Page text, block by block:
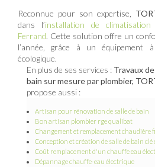
Reconnue pour son expertise,
dans l’installation de
Ferrand. Cette solution offre un
l’année, grâce à un équipement
écologique.
En plus de ses services : Travaux
bain sur mesure par plombier,
propose aussi :
Artisan pour rénovation de salle de bain
Bon artisan plombier rge qualibat
Changement et remplacement chaudière
Conception et création de salle de bain
Coût remplacement d'un chauffe eau
Dépannage chauffe-eau électrique